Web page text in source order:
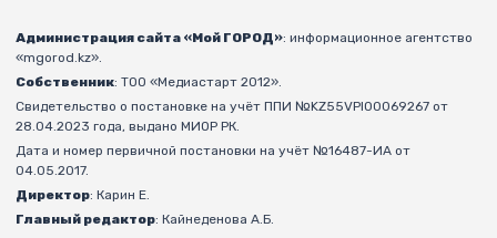
Администрация сайта «Мой ГОРОД»: информационное агентство
«mgorod.kz».
Собственник: ТОО «Медиастарт 2012».
Свидетельство о постановке на учёт ППИ №KZ55VPI00069267 от
28.04.2023 года, выдано МИОР РК.
Дата и номер первичной постановки на учёт №16487-ИА от
04.05.2017.
Директор: Карин Е.
Главный редактор: Кайнеденова А.Б.